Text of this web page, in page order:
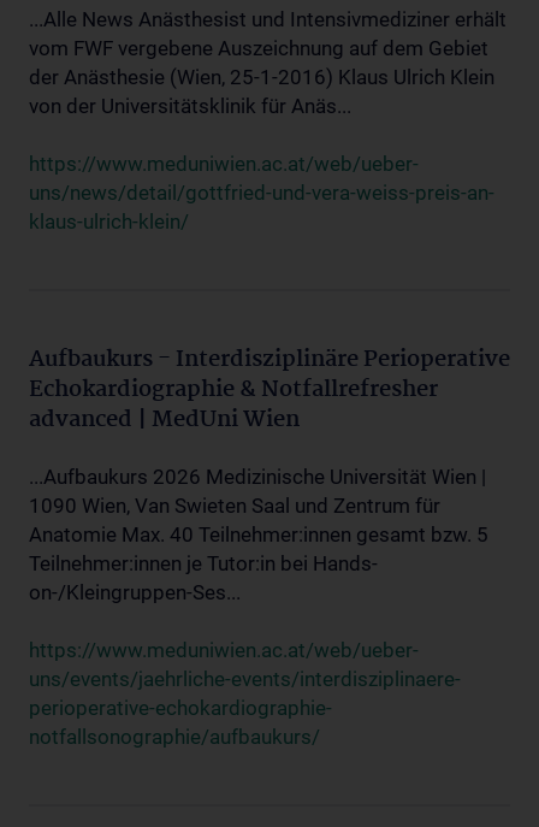
...Alle News Anästhesist und Intensivmediziner erhält
vom FWF vergebene Auszeichnung auf dem Gebiet
der Anästhesie (Wien, 25-1-2016) Klaus Ulrich Klein
von der Universitätsklinik für Anäs...
https://www.meduniwien.ac.at/web/ueber-
uns/news/detail/gottfried-und-vera-weiss-preis-an-
klaus-ulrich-klein/
Aufbaukurs - Interdisziplinäre Perioperative
Echokardiographie & Notfallrefresher
advanced | MedUni Wien
...Aufbaukurs 2026 Medizinische Universität Wien |
1090 Wien, Van Swieten Saal und Zentrum für
Anatomie Max. 40 Teilnehmer:innen gesamt bzw. 5
Teilnehmer:innen je Tutor:in bei Hands-
on-/Kleingruppen-Ses...
https://www.meduniwien.ac.at/web/ueber-
uns/events/jaehrliche-events/interdisziplinaere-
perioperative-echokardiographie-
notfallsonographie/aufbaukurs/